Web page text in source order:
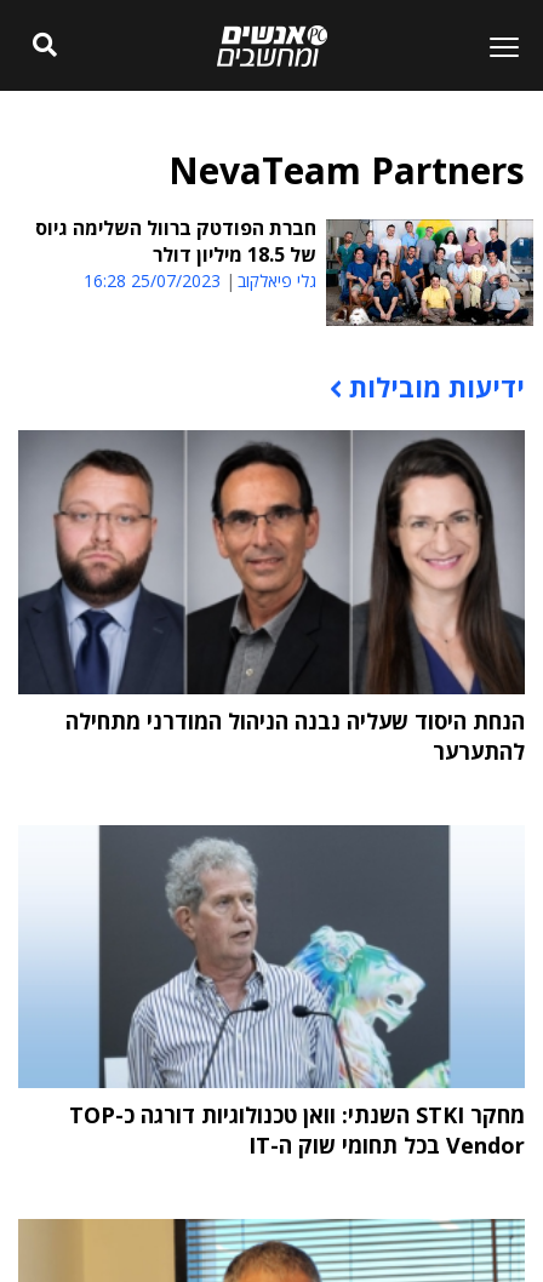
NevaTeam Partners
חברת הפודטק ברוול השלימה גיוס
של 18.5 מיליון דולר
גלי פיאלקוב 25/07/2023 16:28
תוכן פרסומי
ידיעות מובילות
הנחת היסוד שעליה נבנה הניהול המודרני מתחילה
להתערער
מחקר STKI השנתי: וואן טכנולוגיות דורגה כ-TOP
Vendor בכל תחומי שוק ה-IT